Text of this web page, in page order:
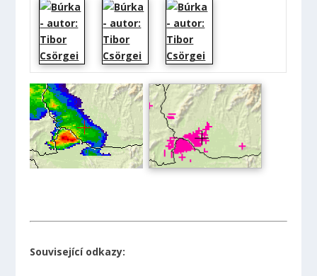
Související odkazy: